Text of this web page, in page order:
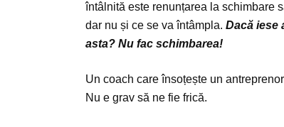
întâlnită este renunțarea la schimbare
dar nu și ce se va întâmpla. Dacă iese
asta? Nu fac schimbarea!
Un coach care însoțește un
Nu e grav să ne fie frică.